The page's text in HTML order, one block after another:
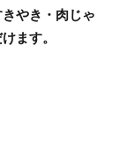
やき・肉じゃ
ます。